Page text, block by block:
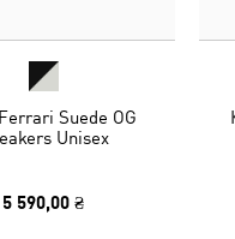
Suede OG
Unisex
5 590,00 ₴